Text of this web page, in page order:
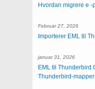
Hvordan migrere e -
Februar 27, 2026
Importerer EML til
januar 31, 2026
EML til Thunderbird
Thunderbird-